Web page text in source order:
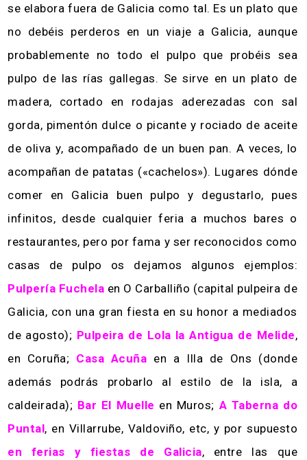
se elabora fuera de Galicia como tal. Es un plato que
no debéis perderos en un viaje a Galicia, aunque
probablemente no todo el pulpo que probéis sea
pulpo de las rías gallegas. Se sirve en un plato de
madera, cortado en rodajas aderezadas con sal
gorda, pimentón dulce o picante y rociado de aceite
de oliva y, acompañado de un buen pan. A veces, lo
acompañan de patatas («cachelos»). Lugares dónde
comer en Galicia buen pulpo y degustarlo, pues
infinitos, desde cualquier feria a muchos bares o
restaurantes, pero por fama y ser reconocidos como
casas de pulpo os dejamos algunos ejemplos:
Pulpería Fuchela en O Carballiño (capital pulpeira de
Galicia, con una gran fiesta en su honor a mediados
de agosto); Pulpeira de Lola la Antigua de Melide,
en Coruña; Casa Acuña en a Illa de Ons (donde
además podrás probarlo al estilo de la isla, a
caldeirada); Bar El Muelle en Muros; A Taberna do
Puntal, en Villarrube, Valdoviño, etc, y por supuesto
en ferias y fiestas de Galicia, entre las que